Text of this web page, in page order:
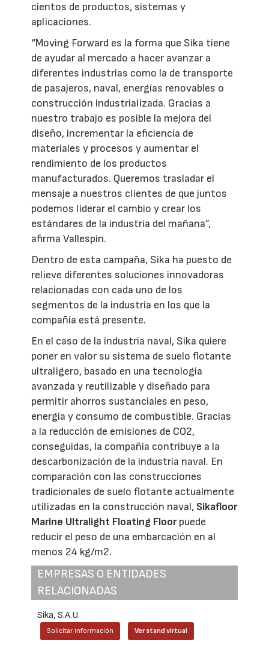
cientos de productos, sistemas y
aplicaciones.
“Moving Forward es la forma que Sika tiene
de ayudar al mercado a hacer avanzar a
diferentes industrias como la de transporte
de pasajeros, naval, energías renovables o
construcción industrializada. Gracias a
nuestro trabajo es posible la mejora del
diseño, incrementar la eficiencia de
materiales y procesos y aumentar el
rendimiento de los productos
manufacturados. Queremos trasladar el
mensaje a nuestros clientes de que juntos
podemos liderar el cambio y crear los
estándares de la industria del mañana”,
afirma Vallespín.
Dentro de esta campaña, Sika ha puesto de
relieve diferentes soluciones innovadoras
relacionadas con cada uno de los
segmentos de la industria en los que la
compañía está presente.
En el caso de la industria naval, Sika quiere
poner en valor su sistema de suelo flotante
ultraligero, basado en una tecnología
avanzada y reutilizable y diseñado para
permitir ahorros sustanciales en peso,
energía y consumo de combustible. Gracias
a la reducción de emisiones de CO2,
conseguidas, la compañía contribuye a la
descarbonización de la industria naval. En
comparación con las construcciones
tradicionales de suelo flotante actualmente
utilizadas en la construcción naval, Sikafloor
Marine Ultralight Floating Floorpuede
reducir el peso de una embarcación en al
menos 24 kg/m2.
EMPRESAS O ENTIDADES
RELACIONADAS
Sika, S.A.U.
Solicitar información Ver stand virtual